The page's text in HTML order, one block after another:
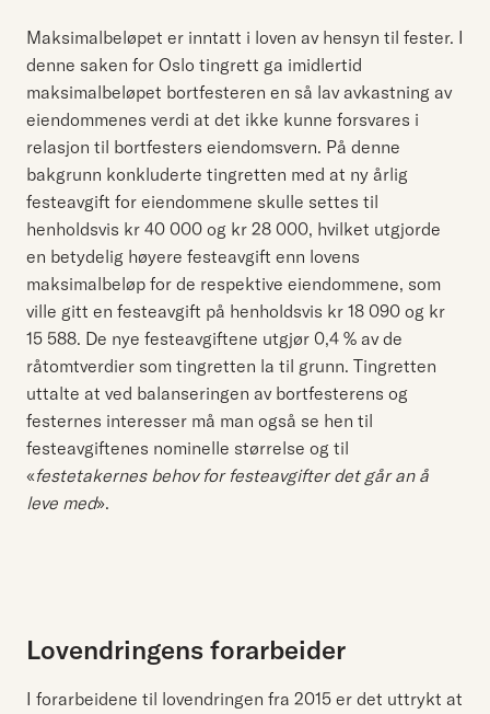
Maksimalbeløpet er inntatt i loven av hensyn til fester. I
denne saken for Oslo tingrett ga imidlertid
maksimalbeløpet bortfesteren en så lav avkastning av
eiendommenes verdi at det ikke kunne forsvares i
relasjon til bortfesters eiendomsvern. På denne
bakgrunn konkluderte tingretten med at ny årlig
festeavgift for eiendommene skulle settes til
henholdsvis kr 40 000 og kr 28 000, hvilket utgjorde
en betydelig høyere festeavgift enn lovens
maksimalbeløp for de respektive eiendommene, som
ville gitt en festeavgift på henholdsvis kr 18 090 og kr
15 588. De nye festeavgiftene utgjør 0,4 % av de
råtomtverdier som tingretten la til grunn. Tingretten
uttalte at ved balanseringen av bortfesterens og
festernes interesser må man også se hen til
festeavgiftenes nominelle størrelse og til
«festetakernes behov for festeavgifter det går an å
leve med».
Lovendringens forarbeider
I forarbeidene til lovendringen fra 2015 er det uttrykt at